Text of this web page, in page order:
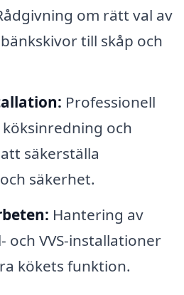
om rätt val av
till skåp och
Professionell
och
säkerställa
säkerhet.
Hantering av
och VVS-installationer
kökets funktion.